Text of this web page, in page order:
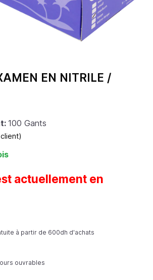
EN NITRILE /
100 Gants
actuellement en
à partir de 600dh d'achats
ouvrables